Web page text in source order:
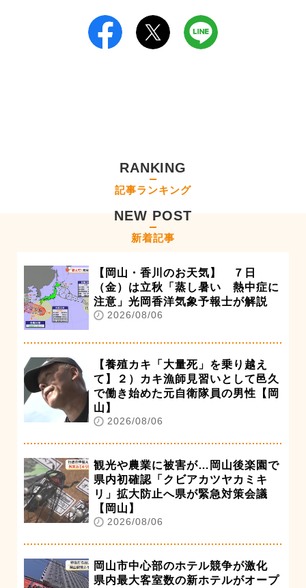
RANKING
記事ランキング
NEW POST
新着記事
【岡山・香川のお天気】 ７日
（金）は立秋「蒸し暑い 熱中症に
注意」光岡香洋気象予報士が解説
2026/08/06
【養殖カキ「大量死」を乗り越え
て】２）カキ漁師見習いとして邑久
で働き始めた元自衛隊員の男性【岡
山】
2026/08/06
観光や農業に被害が…岡山後楽園で
県内初確認「クビアカツヤカミキ
リ」拡大防止へ県が緊急対策会議
【岡山】
2026/08/06
岡山市中心部のホテル競争が激化
県内最大客室数の新ホテルがオープ